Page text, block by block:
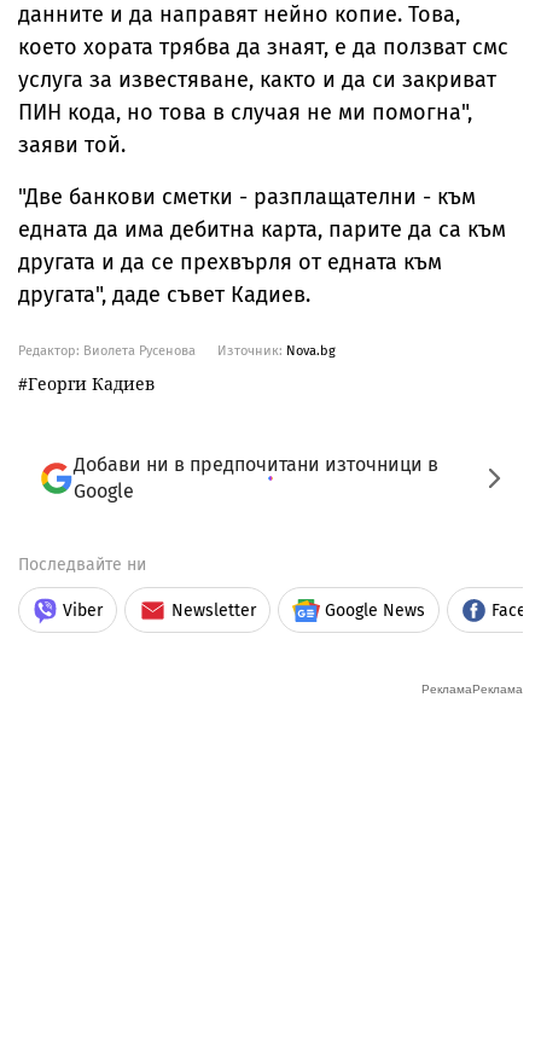
данните и да направят нейно копие. Това,
което хората трябва да знаят, е да ползват смс
услуга за известяване, както и да си закриват
ПИН кода, но това в случая не ми помогна",
заяви той.
"Две банкови сметки - разплащателни - към
едната да има дебитна карта, парите да са към
другата и да се прехвърля от едната към
другата", даде съвет Кадиев.
Редактор: Виолета Русенова Източник: Nova.bg
Георги Кадиев
Добави ни в предпочитани източници в
Google
Последвайте ни
Viber Newsletter Google News